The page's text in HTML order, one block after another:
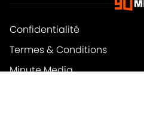
Confidentialité
Termes & Conditions
Minute Media